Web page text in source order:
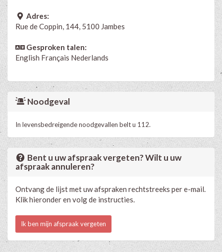
Adres:
Rue de Coppin, 144, 5100 Jambes
Gesproken talen:
English Français Nederlands
Noodgeval
In levensbedreigende noodgevallen belt u 112.
Bent u uw afspraak vergeten? Wilt u uw
afspraak annuleren?
Ontvang de lijst met uw afspraken rechtstreeks per e-mail.
Klik hieronder en volg de instructies.
Ik ben mijn afspraak vergeten